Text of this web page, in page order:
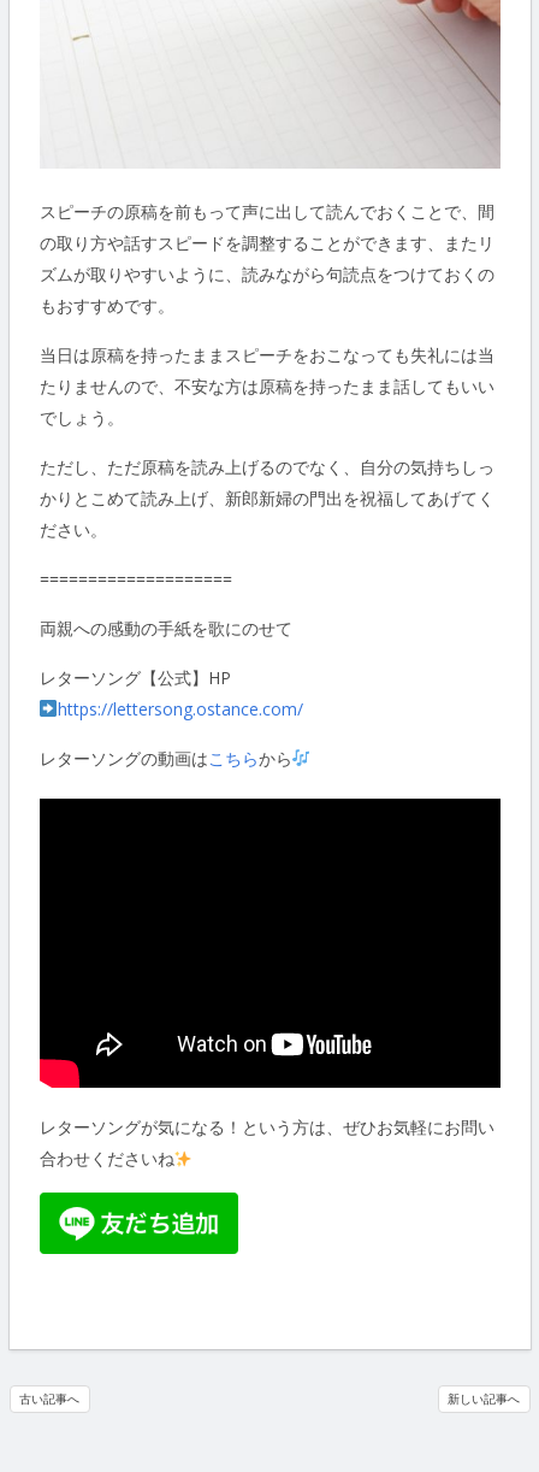
スピーチの原稿を前もって声に出して読んでおくことで、間
の取り方や話すスピードを調整することができます、またリ
ズムが取りやすいように、読みながら句読点をつけておくの
もおすすめです。
当日は原稿を持ったままスピーチをおこなっても失礼には当
たりませんので、不安な方は原稿を持ったまま話してもいい
でしょう。
ただし、ただ原稿を読み上げるのでなく、自分の気持ちしっ
かりとこめて読み上げ、新郎新婦の門出を祝福してあげてく
ださい。
====================
両親への感動の手紙を歌にのせて
レターソング【公式】HP
https://lettersong.ostance.com/
レターソングの動画はこちらから
レターソングが気になる！という方は、ぜひお気軽にお問い
合わせくださいね
古い記事へ 新しい記事へ